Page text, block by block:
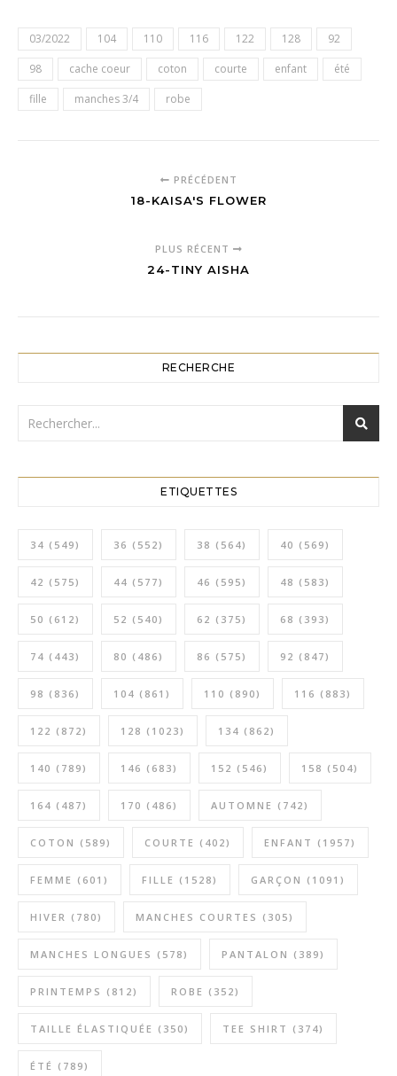
03/2022 104 110 116 122 128
92
98
cache coeur coton courte enfant
été
fille
manches 3/4 robe
PRÉCÉDENT
18-KAISA'S FLOWER
PLUS RÉCENT
24-TINY AISHA
RECHERCHE
ETIQUETTES
34 (549) 36 (552) 38 (564) 40 (569)
42 (575) 44 (577) 46 (595) 48 (583)
50 (612) 52 (540) 62 (375) 68 (393)
74 (443) 80 (486) 86 (575) 92 (847)
98 (836) 104 (861) 110 (890) 116 (883)
122 (872) 128 (1023) 134 (862)
140 (789) 146 (683) 152 (546) 158 (504)
164 (487) 170 (486) AUTOMNE (742)
COTON (589) COURTE (402) ENFANT (1957)
FEMME (601) FILLE (1528) GARÇON (1091)
HIVER (780) MANCHES COURTES (305)
MANCHES LONGUES (578) PANTALON (389)
PRINTEMPS (812) ROBE (352)
TAILLE ÉLASTIQUÉE (350) TEE SHIRT (374)
ÉTÉ (789)